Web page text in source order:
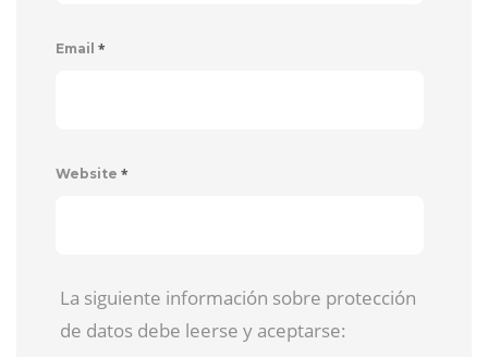
Email *
Website *
La siguiente información sobre protección
de datos debe leerse y aceptarse: